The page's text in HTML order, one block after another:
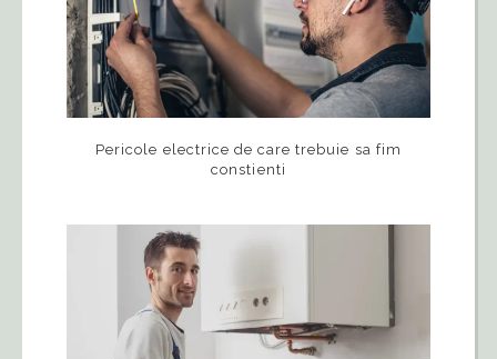
Pericole electrice de care trebuie sa fim
constienti